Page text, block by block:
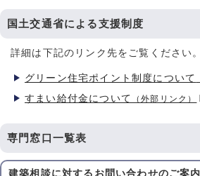
国土交通省による支援制度
詳細は下記のリンク先をご覧ください。
グリーン住宅ポイント制度について
すまい給付金について （外部リンク）
専門窓口一覧表
建築相談に対するお問い合わせのご案内